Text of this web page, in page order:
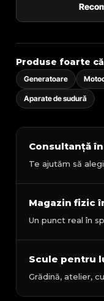
Produse foarte
Generatoare
Aparate de sudură
Consultanță
Te ajutăm să
Magazin fizic
Un punct real în
Scule pentru
Grădină, atelier,